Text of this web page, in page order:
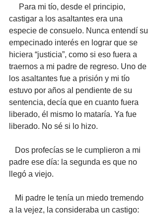
castigar a los asaltantes era una
especie de consuelo. Nunca entendí su
empecinado interés en lograr que se
hiciera “justicia”, como si eso fuera a
traernos a mi padre de regreso. Uno de
los asaltantes fue a prisión y mi tío
estuvo por años al pendiente de su
sentencia, decía que en cuanto fuera
liberado, él mismo lo mataría. Ya fue
liberado. No sé si lo hizo.
padre ese día: la segunda es que no
llegó a viejo.
a la vejez, la consideraba un castigo: